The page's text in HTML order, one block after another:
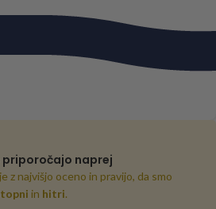
priporočajo naprej
z najvišjo oceno in pravijo, da smo
in hitri.